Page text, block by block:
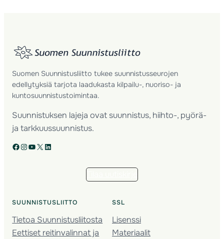
Suomen Suunnistusliitto tukee suunnistusseurojen
edellytyksiä tarjota laadukasta kilpailu-, nuoriso- ja
kuntosuunnistustoimintaa.
Suunnistuksen lajeja ovat suunnistus, hiihto-, pyörä-
ja tarkkuussuunnistus.
Facebook Instagram YouTube X LinkedIn
SUUNNISTUSLIITTO
Tietoa Suunnistusliitosta
Eettiset reitinvalinnat ja
SSL
Lisenssi
Materiaalit